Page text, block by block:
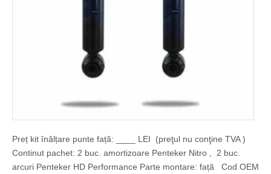
Preț kit înălțare punte față: ____ LEI (preţul nu conţine TVA )
Continut pachet: 2 buc. amortizoare Penteker Nitro , 2 buc.
arcuri Penteker HD Performance Parte montare: față Cod OEM